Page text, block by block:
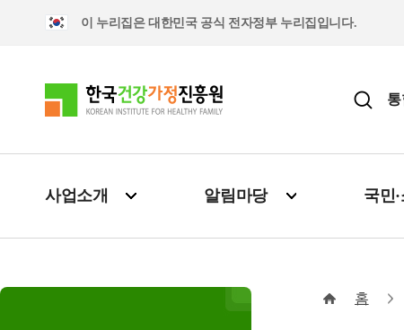
이 누리집은 대한민국 공식 전자정부 누리집입니다.
통
사업소개 알림마당 국민
홈